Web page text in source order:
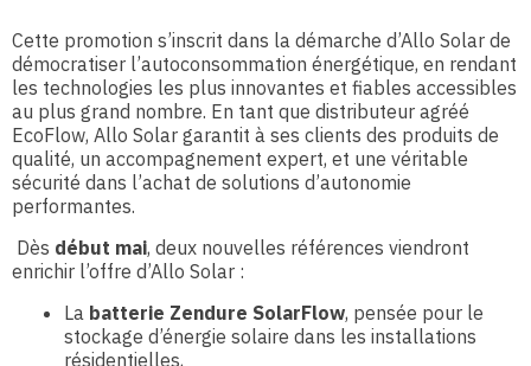
Cette promotion s’inscrit dans la démarche d’Allo Solar de
démocratiser l’autoconsommation énergétique, en rendant
les technologies les plus innovantes et fiables accessibles
au plus grand nombre. En tant que distributeur agréé
EcoFlow, Allo Solar garantit à ses clients des produits de
qualité, un accompagnement expert, et une véritable
sécurité dans l’achat de solutions d’autonomie
performantes.
Dès début mai, deux nouvelles références viendront
enrichir l’offre d’Allo Solar :
La batterie Zendure SolarFlow, pensée pour le
stockage d’énergie solaire dans les installations
résidentielles,